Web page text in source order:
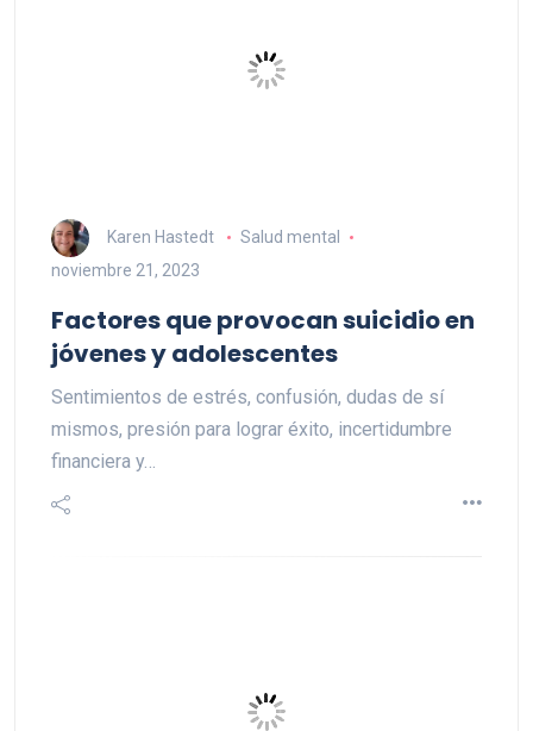
Karen Hastedt
Salud mental
noviembre 21, 2023
Factores que provocan suicidio en
jóvenes y adolescentes
Sentimientos de estrés, confusión, dudas de sí
mismos, presión para lograr éxito, incertidumbre
financiera y…